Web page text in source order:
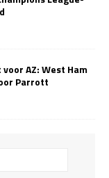
AZ: West Ham
Parrott